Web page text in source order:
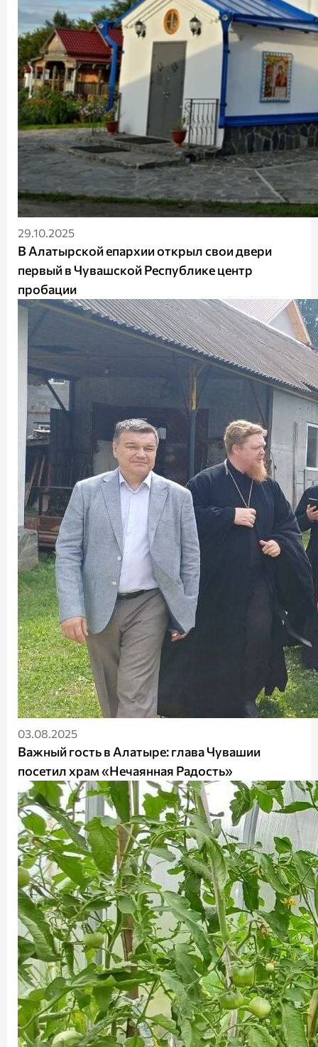
29.10.2025
В Алатырской епархии открыл свои двери
первый в Чувашской Республике центр
пробации
03.08.2025
Важный гость в Алатыре: глава Чувашии
посетил храм «Нечаянная Радость»